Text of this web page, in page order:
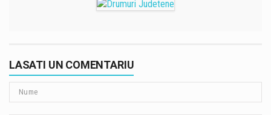
LASATI UN COMENTARIU